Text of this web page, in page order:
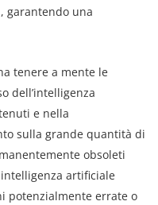
garantendo una
tenere a mente le
dell’intelligenza
e nella
sulla grande quantità di
obsoleti
artificiale
potenzialmente errate o